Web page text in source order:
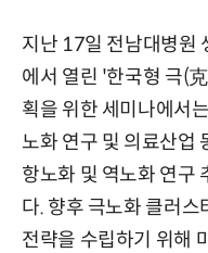
지난 17일 전남대병원
에서 열린 '한국형 극(
획을 위한 세미나에서
노화 연구 및 의료산업
항노화 및 역노화 연구
다. 향후 극노화 클러
전략을 수립하기 위해